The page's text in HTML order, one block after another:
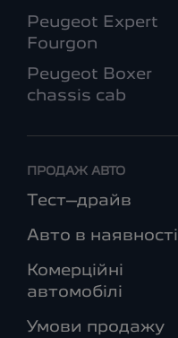
Peugeot Expert
Fourgon
Peugeot Boxer
chassis cab
ПРОДАЖ АВТО
Тест–драйв
Авто в наявності
Комерційні
автомобілі
Умови продажу